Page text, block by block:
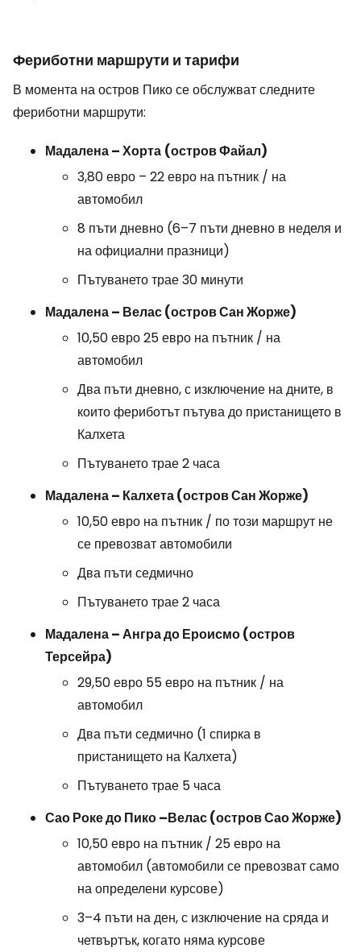
Фериботни маршрути и тарифи
В момента на остров Пико се обслужват следните
фериботни маршрути:
Мадалена – Хорта (остров Файал)
3,80 евро – 22 евро на пътник / на
автомобил
8 пъти дневно (6–7 пъти дневно в неделя и
на официални празници)
Пътуването трае 30 минути
Мадалена – Велас (остров Сан Жорже)
10,50 евро 25 евро на пътник / на
автомобил
Два пъти дневно, с изключение на дните, в
които фериботът пътува до пристанището в
Калхета
Пътуването трае 2 часа
Мадалена – Калхета (остров Сан Жорже)
10,50 евро на пътник / по този маршрут не
се превозват автомобили
Два пъти седмично
Пътуването трае 2 часа
Мадалена – Ангра до Ероисмо (остров
Терсейра)
29,50 евро 55 евро на пътник / на
автомобил
Два пъти седмично (1 спирка в
пристанището на Калхета)
Пътуването трае 5 часа
Сао Роке до Пико –Велас (остров Сао Жорже)
10,50 евро на пътник / 25 евро на
автомобил (автомобили се превозват само
на определени курсове)
3–4 пъти на ден, с изключение на сряда и
четвъртък, когато няма курсове